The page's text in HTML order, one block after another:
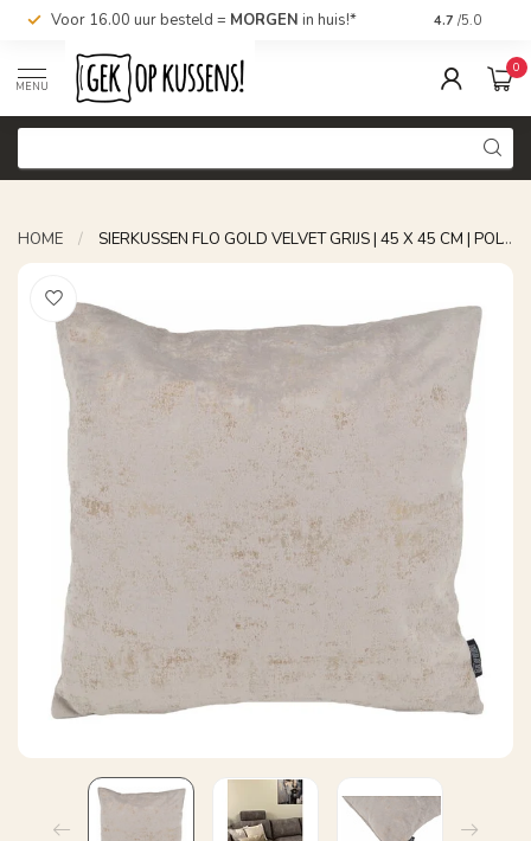
Voor 16.00 uur besteld = MORGEN in huis!* Nu bestellen,
4.7 /5.0
MENU
0
HOME / SIERKUSSEN FLO GOLD VELVET GRIJS | 45 X 45 CM | POLYESTER